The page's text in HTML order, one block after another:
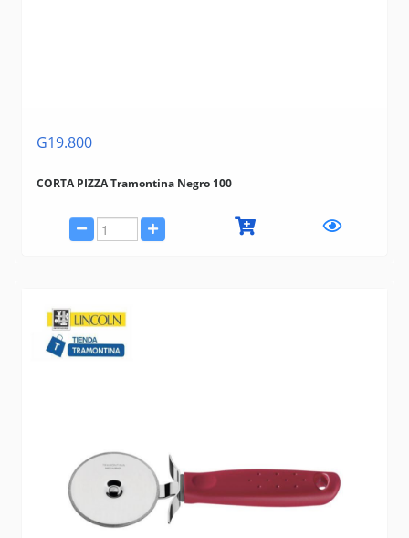
G19.800
CORTA PIZZA Tramontina Negro 100